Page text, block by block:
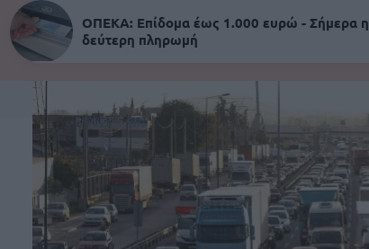
ΟΠΕΚΑ: Επίδομα έως 1.000 ευρώ - Σήμερα η
δεύτερη πληρωμή